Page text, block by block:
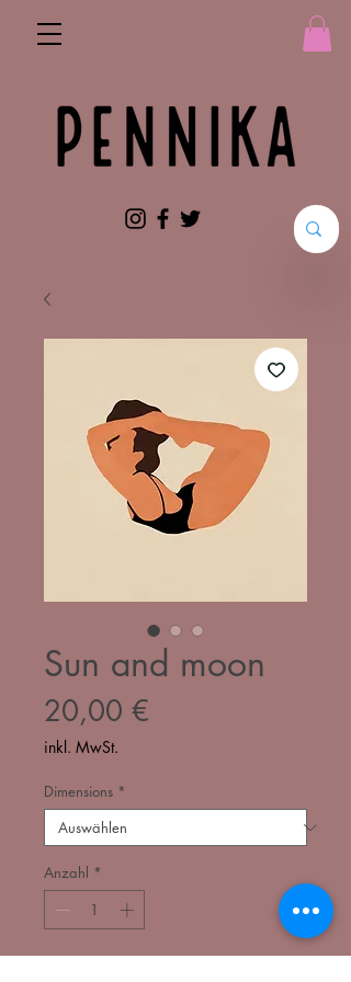
Sun and moon
20,00 €
inkl. MwSt.
Dimensions *
Anzahl *